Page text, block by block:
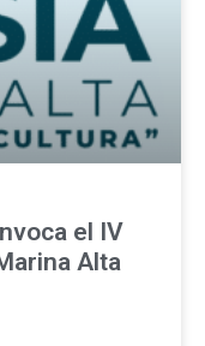
el IV
Alta